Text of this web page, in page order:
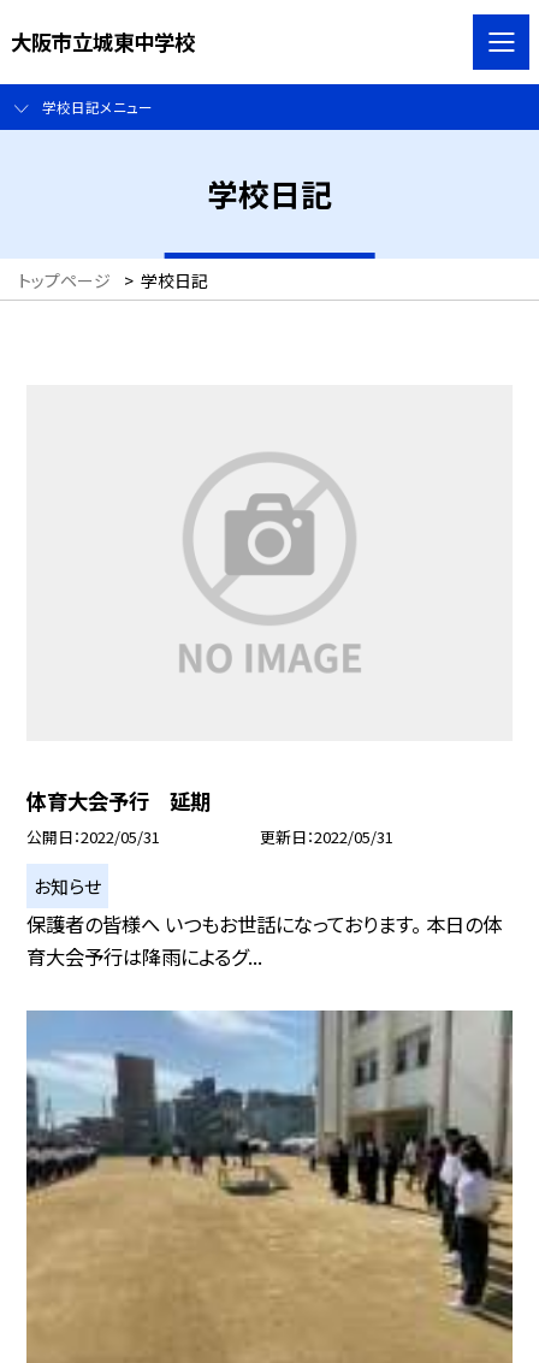
大阪市立城東中学校
学校日記メニュー
学校日記
トップページ > 学校日記
体育大会予行 延期
公開日 2022/05/31 更新日 2022/05/31
お知らせ
保護者の皆様へ いつもお世話になっております。 本日の体
育大会予行は降雨によるグ...